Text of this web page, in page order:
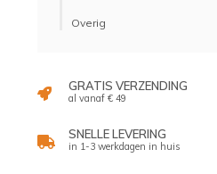
Overig
GRATIS VERZENDING
al vanaf € 49
SNELLE LEVERING
in 1-3 werkdagen in huis